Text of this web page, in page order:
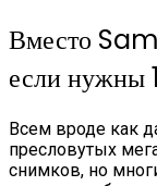
Вместо
если нужны
Всем вроде как
пресловутых
снимков, но